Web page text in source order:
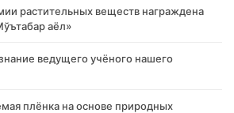
растительных веществ награждена
аёл»
ведущего учёного нашего
плёнка на основе природных